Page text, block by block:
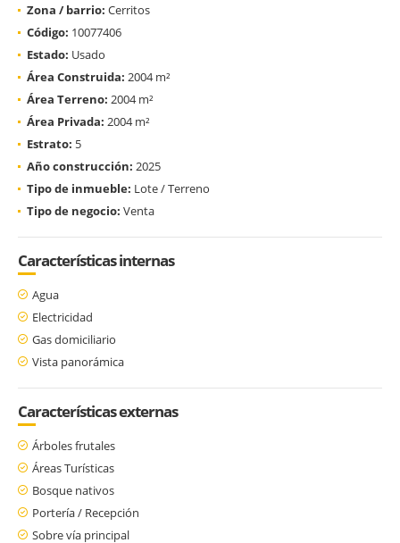
Zona / barrio: Cerritos
Código: 10077406
Estado: Usado
Área Construida: 2004 m²
Área Terreno: 2004 m²
Área Privada: 2004 m²
Estrato: 5
Año construcción: 2025
Tipo de inmueble: Lote / Terreno
Tipo de negocio: Venta
Características internas
Agua
Electricidad
Gas domiciliario
Vista panorámica
Características externas
Árboles frutales
Áreas Turísticas
Bosque nativos
Portería / Recepción
Sobre vía principal